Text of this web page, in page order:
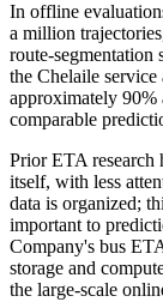
In offline
a million
route-segmentation
the Chelaile service
approximately 90%
comparable
Prior ETA research
itself, with less
data is organized;
important to
Company's bus
storage and
the large-scale